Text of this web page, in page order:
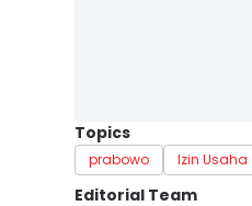
Topics
prabowo Izin Usaha
Editorial Team